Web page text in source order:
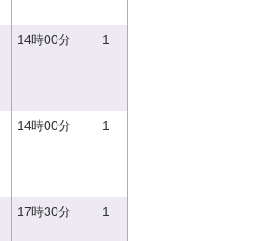
14時00分 1
14時00分 1
17時30分 1